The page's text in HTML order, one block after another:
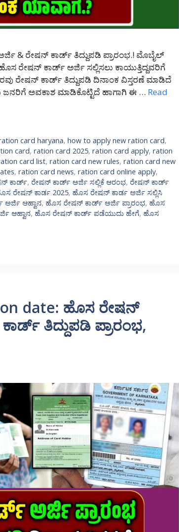
& ರೇಷನ್ ಕಾರ್ಡ್ ತಿದ್ದುಪಡಿ ಪ್ರಾರಂಭ.! ಮೊಬೈಲ್
ರೇಷನ್ ಕಾರ್ಡ್ ಅರ್ಜಿ ಸಲ್ಲಿಸಲು ಕಾಯುತ್ತಿದ್ದವರಿಗೆ
ರೇಷನ್ ಕಾರ್ಡ್ ತಿದ್ದುಪಡಿ ದಿನಾಂಕ ವಿಸ್ತರಣೆ ಮಾಡಿದೆ
ಅವಕಾಶ ಮಾಡಿಕೊಟ್ಟಿದೆ ಹಾಗಾಗಿ ಈ … Read
card haryana,how to apply new ration card,
card, ration card 2025, ration card apply, ration
card list, ration card new rules, ration card new
, ration card news, ration card online apply,
ಕಾರ್ಡ್, ರೇಷನ್ ಕಾರ್ಡ್ ಅರ್ಜಿ ಸಲ್ಲಿಕೆ ಆರಂಭ, ರೇಷನ್ ಕಾರ್ಡ್
ರೇಷನ್ ಕಾರ್ಡ 2025, ಹೊಸ ರೇಷನ್ ಕಾರ್ಡ ಅರ್ಜಿ ಸಲ್ಲಿಸಿ
ಅರ್ಜಿ ಆಹ್ವಾನ, ಹೊಸ ರೇಷನ್ ಕಾರ್ಡ್ ಅರ್ಜಿ ಪ್ರಾರಂಭ, ಹೊಸ
ಆಹ್ವಾನ, ಹೊಸ ರೇಷನ್ ಕಾರ್ಡ್ ಪಡೆಯುದು ಹೇಗೆ, ಹೊಸ
date: ಹೊಸ ರೇಷನ್
ತಿದ್ದುಪಡಿ ಪ್ರಾರಂಭ,